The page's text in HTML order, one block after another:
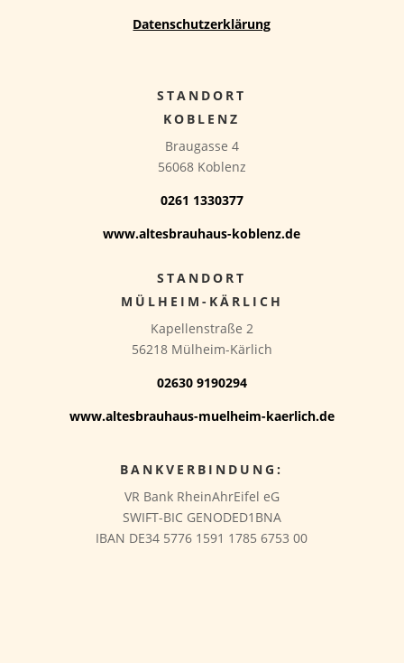
Datenschutzerklärung
STANDORT
KOBLENZ
Braugasse 4
56068 Koblenz
0261 1330377
www.altesbrauhaus-koblenz.de
STANDORT
MÜLHEIM-KÄRLICH
Kapellenstraße 2
56218 Mülheim-Kärlich
02630 9190294
www.altesbrauhaus-muelheim-kaerlich.de
BANKVERBINDUNG:
VR Bank RheinAhrEifel eG
SWIFT-BIC GENODED1BNA
IBAN DE34 5776 1591 1785 6753 00